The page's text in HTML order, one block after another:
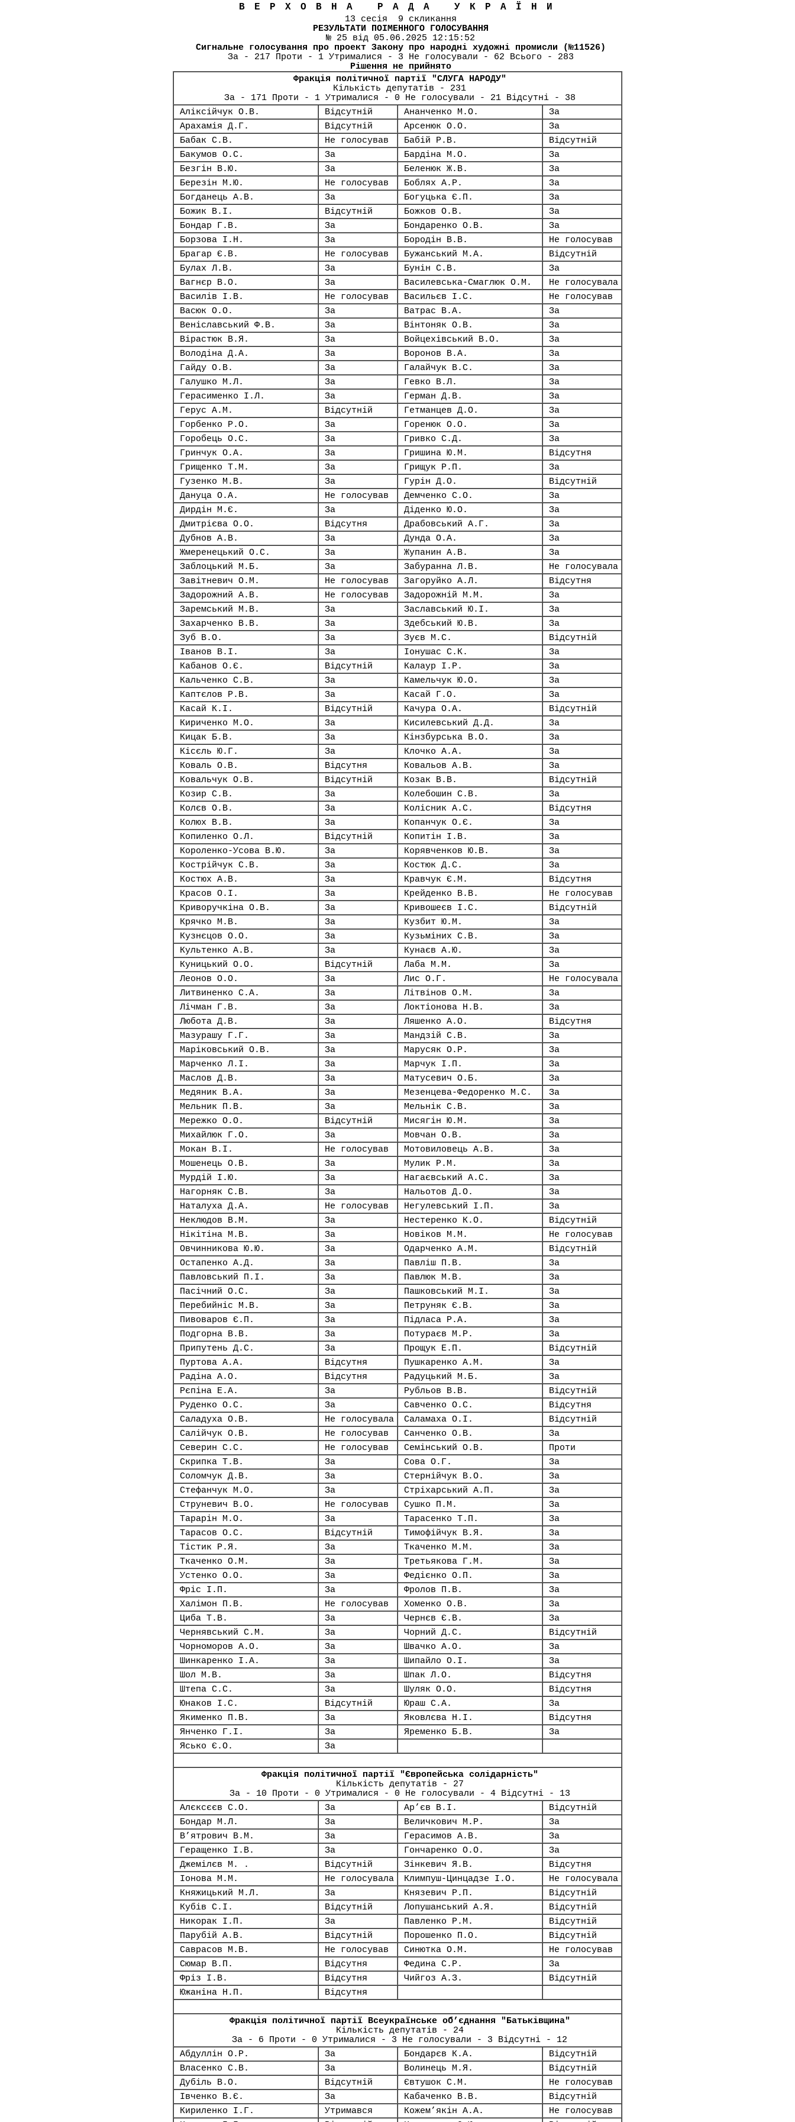
ВЕРХОВНА РАДА УКРАЇНИ
13 сесія 9 скликання
РЕЗУЛЬТАТИ ПОІМЕННОГО ГОЛОСУВАННЯ
№ 25 від 05.06.2025 12:15:52
Сигнальне голосування про проект Закону про народні художні промисли (№11526)
За - 217 Проти - 1 Утрималися - 3 Не голосували - 62 Всього - 283
Рішення не прийнято
Фракція політичної партії "СЛУГА НАРОДУ"
Кількість депутатів - 231
За - 171 Проти - 1 Утрималися - 0 Не голосували - 21 Відсутні - 38
Аліксійчук О.В.
Відсутній Ананченко М.О.
За
Арахамія Д.Г.
Відсутній Арсенюк О.О.
За
Бабак С.В.
Не голосував Бабій Р.В.
Відсутній
Бакумов О.С.
За Бардіна М.О.
За
Безгін В.Ю.
За Беленюк Ж.В.
За
Березін М.Ю.
Не голосував Боблях А.Р.
За
Богданець А.В.
За Богуцька Є.П.
За
Божик В.І.
Відсутній Божков О.В.
За
Бондар Г.В.
За Бондаренко О.В.
За
Борзова І.Н.
За Бородін В.В.
Не голосував
Брагар Є.В.
Не голосував Бужанський М.А.
Відсутній
Булах Л.В.
За Бунін С.В.
За
Вагнєр В.О.
За Василевська-Смаглюк О.М.
Не голосувала
Василів І.В.
Не голосував Васильєв І.С.
Не голосував
Васюк О.О.
За Ватрас В.А.
За
Веніславський Ф.В.
За Вінтоняк О.В.
За
Вірастюк В.Я.
За Войцехівський В.О.
За
Володіна Д.А.
За Воронов В.А.
За
Гайду О.В.
За Галайчук В.С.
За
Галушко М.Л.
За Гевко В.Л.
За
Герасименко І.Л.
За Герман Д.В.
За
Герус А.М.
Відсутній Гетманцев Д.О.
За
Горбенко Р.О.
За Горенюк О.О.
За
Горобець О.С.
За Гривко С.Д.
За
Гринчук О.А.
За Гришина Ю.М.
Відсутня
Грищенко Т.М.
За Грищук Р.П.
За
Гузенко М.В.
За Гурін Д.О.
Відсутній
Дануца О.А.
Не голосував Демченко С.О.
За
Дирдін М.Є.
За Діденко Ю.О.
За
Дмитрієва О.О.
Відсутня Драбовський А.Г.
За
Дубнов А.В.
За Дунда О.А.
За
Жмеренецький О.С.
За Жупанин А.В.
За
Заблоцький М.Б.
За Забуранна Л.В.
Не голосувала
Завітневич О.М.
Не голосував Загоруйко А.Л.
Відсутня
Задорожний А.В.
Не голосував Задорожній М.М.
За
Заремський М.В.
За Заславський Ю.І.
За
Захарченко В.В.
За Здебський Ю.В.
За
Зуб В.О.
За Зуєв М.С.
Відсутній
Іванов В.І.
За Іонушас С.К.
За
Кабанов О.Є.
Відсутній Калаур І.Р.
За
Кальченко С.В.
За Камельчук Ю.О.
За
Каптєлов Р.В.
За Касай Г.О.
За
Касай К.І.
Відсутній Качура О.А.
Відсутній
Кириченко М.О.
За Кисилевський Д.Д.
За
Кицак Б.В.
За Кінзбурська В.О.
За
Кісєль Ю.Г.
За Клочко А.А.
За
Коваль О.В.
Відсутня Ковальов А.В.
За
Ковальчук О.В.
Відсутній Козак В.В.
Відсутній
Козир С.В.
За Колебошин С.В.
За
Колєв О.В.
За Колісник А.С.
Відсутня
Колюх В.В.
За Копанчук О.Є.
За
Копиленко О.Л.
Відсутній Копитін І.В.
За
Короленко-Усова В.Ю.
За Корявченков Ю.В.
За
Кострійчук С.В.
За Костюк Д.С.
За
Костюх А.В.
За Кравчук Є.М.
Відсутня
Красов О.І.
За Крейденко В.В.
Не голосував
Криворучкіна О.В.
За Кривошеєв І.С.
Відсутній
Крячко М.В.
За Кузбит Ю.М.
За
Кузнєцов О.О.
За Кузьміних С.В.
За
Культенко А.В.
За Кунаєв А.Ю.
За
Куницький О.О.
Відсутній Лаба М.М.
За
Леонов О.О.
За Лис О.Г.
Не голосувала
Литвиненко С.А.
За Літвінов О.М.
За
Лічман Г.В.
За Локтіонова Н.В.
За
Любота Д.В.
За Ляшенко А.О.
Відсутня
Мазурашу Г.Г.
За Мандзій С.В.
За
Маріковський О.В.
За Марусяк О.Р.
За
Марченко Л.І.
За Марчук І.П.
За
Маслов Д.В.
За Матусевич О.Б.
За
Медяник В.А.
За Мезенцева-Федоренко М.С.
За
Мельник П.В.
За Мельнік С.В.
За
Мережко О.О.
Відсутній Мисягін Ю.М.
За
Михайлюк Г.О.
За Мовчан О.В.
За
Мокан В.І.
Не голосував Мотовиловець А.В.
За
Мошенець О.В.
За Мулик Р.М.
За
Мурдій І.Ю.
За Нагаєвський А.С.
За
Нагорняк С.В.
За Нальотов Д.О.
За
Наталуха Д.А.
Не голосував Негулевський І.П.
За
Неклюдов В.М.
За Нестеренко К.О.
Відсутній
Нікітіна М.В.
За Новіков М.М.
Не голосував
Овчинникова Ю.Ю.
За Одарченко А.М.
Відсутній
Остапенко А.Д.
За Павліш П.В.
За
Павловський П.І.
За Павлюк М.В.
За
Пасічний О.С.
За Пашковський М.І.
За
Перебийніс М.В.
За Петруняк Є.В.
За
Пивоваров Є.П.
За Підласа Р.А.
За
Подгорна В.В.
За Потураєв М.Р.
За
Припутень Д.С.
За Прощук Е.П.
Відсутній
Пуртова А.А.
Відсутня Пушкаренко А.М.
За
Радіна А.О.
Відсутня Радуцький М.Б.
За
Рєпіна Е.А.
За Рубльов В.В.
Відсутній
Руденко О.С.
За Савченко О.С.
Відсутня
Саладуха О.В.
Не голосувала Саламаха О.І.
Відсутній
Салійчук О.В.
Не голосував Санченко О.В.
За
Северин С.С.
Не голосував Семінський О.В.
Проти
Скрипка Т.В.
За Сова О.Г.
За
Соломчук Д.В.
За Стернійчук В.О.
За
Стефанчук М.О.
За Стріхарський А.П.
За
Струневич В.О.
Не голосував Сушко П.М.
За
Тарарін М.О.
За Тарасенко Т.П.
За
Тарасов О.С.
Відсутній Тимофійчук В.Я.
За
Тістик Р.Я.
За Ткаченко М.М.
За
Ткаченко О.М.
За Третьякова Г.М.
За
Устенко О.О.
За Федієнко О.П.
За
Фріс І.П.
За Фролов П.В.
За
Халімон П.В.
Не голосував Хоменко О.В.
За
Циба Т.В.
За Чернєв Є.В.
За
Чернявський С.М.
За Чорний Д.С.
Відсутній
Чорноморов А.О.
За Швачко А.О.
За
Шинкаренко І.А.
За Шипайло О.І.
За
Шол М.В.
За Шпак Л.О.
Відсутня
Штепа С.С.
За Шуляк О.О.
Відсутня
Юнаков І.С.
Відсутній Юраш С.А.
За
Якименко П.В.
За Яковлєва Н.І.
Відсутня
Янченко Г.І.
За Яременко Б.В.
За
Ясько Є.О.
За
Фракція політичної партії "Європейська солідарність"
Кількість депутатів - 27
За - 10 Проти - 0 Утрималися - 0 Не голосували - 4 Відсутні - 13
Алєксєєв С.О.
За Ар’єв В.І.
Відсутній
Бондар М.Л.
За Величкович М.Р.
За
В’ятрович В.М.
За Герасимов А.В.
За
Геращенко І.В.
За Гончаренко О.О.
За
Джемілєв М. .
Відсутній Зінкевич Я.В.
Відсутня
Іонова М.М.
Не голосувала Климпуш-Цинцадзе І.О.
Не голосувала
Княжицький М.Л.
За Князевич Р.П.
Відсутній
Кубів С.І.
Відсутній Лопушанський А.Я.
Відсутній
Никорак І.П.
За Павленко Р.М.
Відсутній
Парубій А.В.
Відсутній Порошенко П.О.
Відсутній
Саврасов М.В.
Не голосував Синютка О.М.
Не голосував
Сюмар В.П.
Відсутня Федина С.Р.
За
Фріз І.В.
Відсутня Чийгоз А.З.
Відсутній
Южаніна Н.П.
Відсутня
Фракція політичної партії Всеукраїнське об’єднання "Батьківщина"
Кількість депутатів - 24
За - 6 Проти - 0 Утрималися - 3 Не голосували - 3 Відсутні - 12
Абдуллін О.Р.
За Бондарєв К.А.
Відсутній
Власенко С.В.
За Волинець М.Я.
Відсутній
Дубіль В.О.
Відсутній Євтушок С.М.
Не голосував
Івченко В.Є.
За Кабаченко В.В.
Відсутній
Кириленко І.Г.
Утримався Кожем’якін А.А.
Не голосував